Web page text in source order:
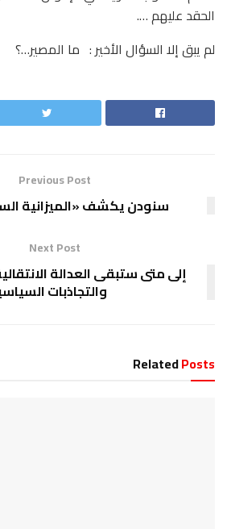
الحقد عليهم ….
لم يبق إلا السؤال الأخير : ما المصير…؟
Previous Post
سنودن يكشف «الميزانية
Next Post
إلى متى ستبقى العدالة
والتجاذبات
RelatedPosts